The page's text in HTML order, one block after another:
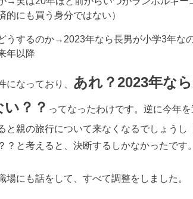
的にも買う身分ではない）
うするのか→2023年なら長男が小学3年な
年以降
になっており、 あれ？2023年な
？？ ってなったわけです。逆に今年
と親の旅行について来なくなるでしょう
？と考えると、決断するしかなかったです。
場にも話をして、すべて調整をしました。